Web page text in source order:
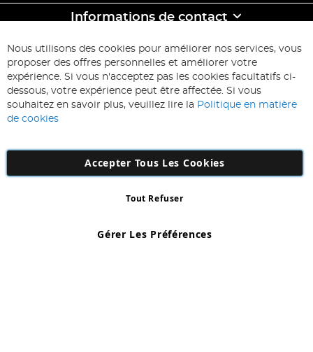
Informations de contact
ABONNEZ-VOUS & ECONOMISEZ
Inscription
à
d’information
:
Inscription
Number: 863029607
Nous utilisons des cookies pour améliorer nos services, vous
proposer des offres personnelles et améliorer votre
expérience. Si vous n'acceptez pas les cookies facultatifs ci-
dessous, votre expérience peut être affectée. Si vous
souhaitez en savoir plus, veuillez lire la Politique en matière
de cookies
Accepter Tous Les Cookies
Gérer Les Préférences
Tout Refuser